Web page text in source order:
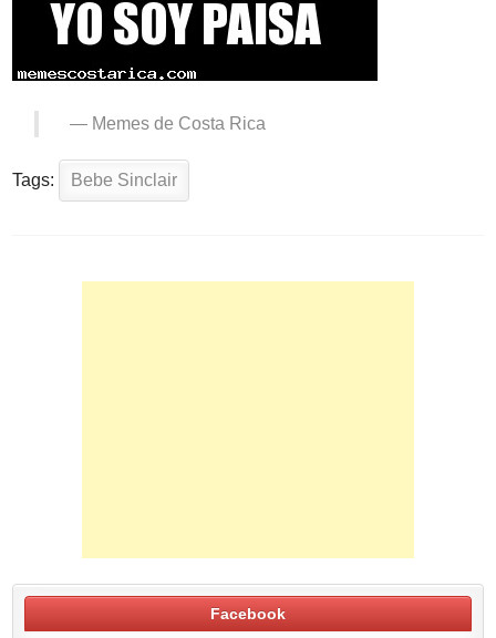
— Memes de Costa Rica
Tags: Bebe Sinclair
Facebook